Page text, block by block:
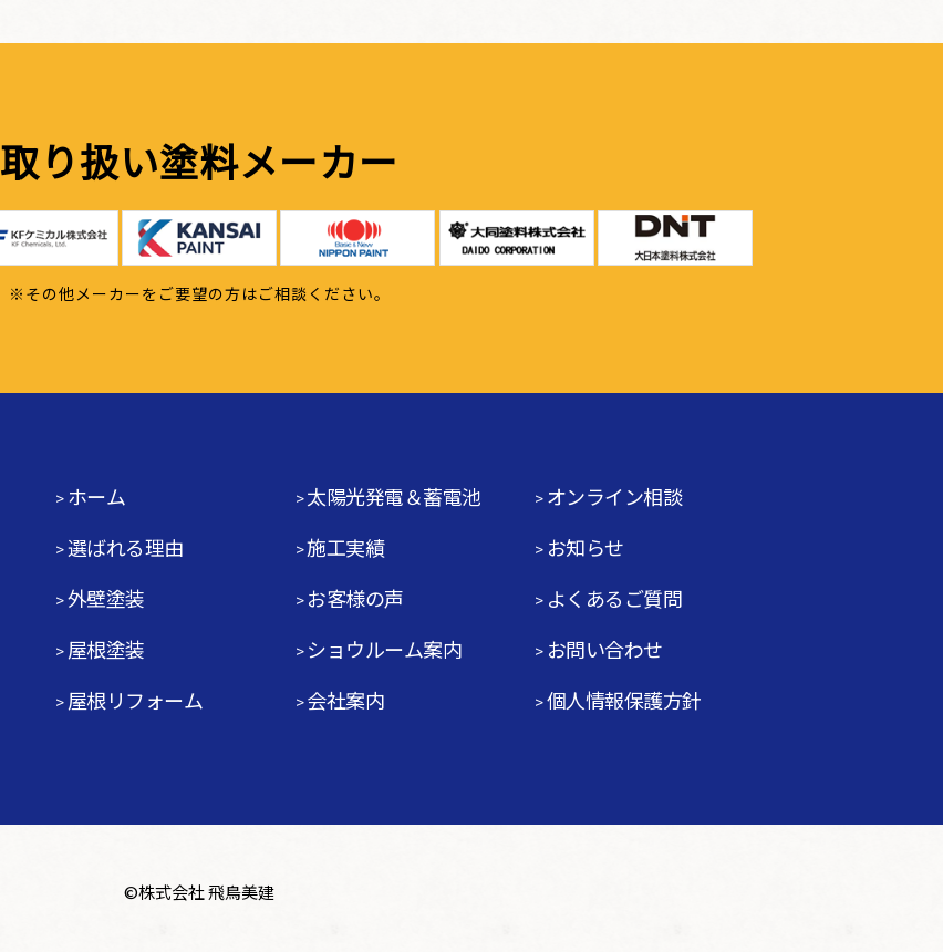
取り扱い塗料メーカー
※その他メーカーをご要望の方はご相談ください。
ホーム
選ばれる理由
外壁塗装
屋根塗装
屋根リフォーム
太陽光発電＆蓄電池
施工実績
お客様の声
ショウルーム案内
会社案内
オンライン相談
お知らせ
よくあるご質問
お問い合わせ
個人情報保護方針
©株式会社 飛鳥美建